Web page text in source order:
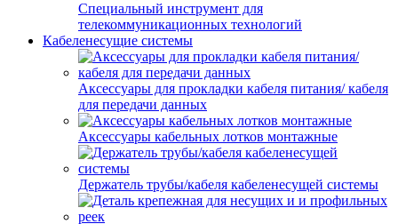
Специальный инструмент для
телекоммуникационных технологий
Кабеленесущие системы
Аксессуары для прокладки кабеля питания/ кабеля
для передачи данных
Аксессуары кабельных лотков монтажные
Держатель трубы/кабеля кабеленесущей системы